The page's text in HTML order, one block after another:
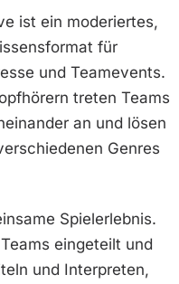
ist ein moderiertes,
für
und Teamevents.
treten Teams
an und lösen
Genres
Spielerlebnis.
eingeteilt und
und Interpreten,